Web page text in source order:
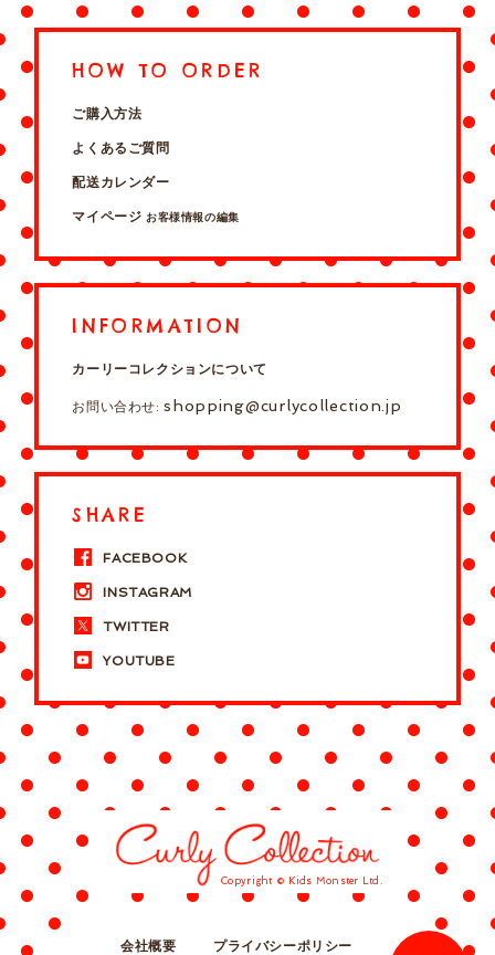
HOW TO ORDER
ご購入方法
よくあるご質問
配送カレンダー
マイページ お客様情報の編集
INFORMATION
カーリーコレクションについて
お問い合わせ:shopping@curlycollection.jp
SHARE
FACEBOOK
INSTAGRAM
TWITTER
YOUTUBE
Copyright © Kids Monster Ltd.
会社概要 プライバシーポリシー